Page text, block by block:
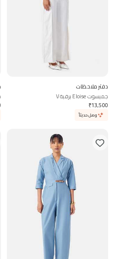
دفتر ملاحظات
جمبسوت Eloise برقبة V
₹13,500
وصل حديثاً